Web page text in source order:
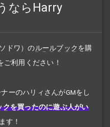
ならHarry
ドワ）のルールブックを購
ご利用ください！
ーのハリィさんがGMをし
クを買ったのに遊ぶ人がい
す！